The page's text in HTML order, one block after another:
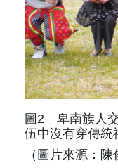
圖2 卑南族人
伍中沒有穿傳統
（圖片來源：